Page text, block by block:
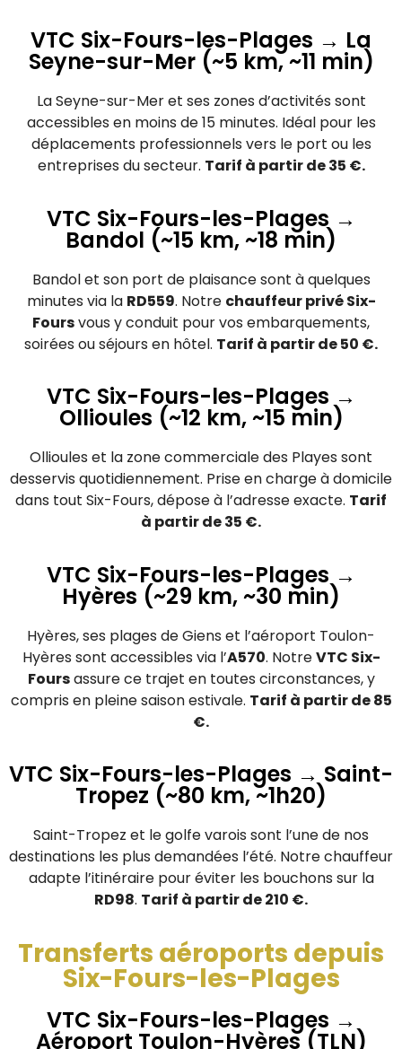
VTC Six-Fours-les-Plages → La
Seyne-sur-Mer (~5 km, ~11 min)
La Seyne-sur-Mer et ses zones d’activités sont
accessibles en moins de 15 minutes. Idéal pour les
déplacements professionnels vers le port ou les
entreprises du secteur. Tarif à partir de 35 €.
VTC Six-Fours-les-Plages →
Bandol (~15 km, ~18 min)
Bandol et son port de plaisance sont à quelques
minutes via la RD559. Notre chauffeur privé Six-
Foursvous y conduit pour vos embarquements,
soirées ou séjours en hôtel. Tarif à partir de 50 €.
VTC Six-Fours-les-Plages →
Ollioules (~12 km, ~15 min)
Ollioules et la zone commerciale des Playes sont
desservis quotidiennement. Prise en charge à domicile
dans tout Six-Fours, dépose à l’adresse exacte. Tarif
à partir de 35 €.
VTC Six-Fours-les-Plages →
Hyères (~29 km, ~30 min)
Hyères, ses plages de Giens et l’aéroport Toulon-
Hyères sont accessibles via l’A570. NotreVTC Six-
Foursassure ce trajet en toutes circonstances, y
compris en pleine saison estivale. Tarif à partir de 85
€.
VTC Six-Fours-les-Plages → Saint-
Tropez (~80 km, ~1h20)
Saint-Tropez et le golfe varois sont l’une de nos
destinations les plus demandées l’été. Notre chauffeur
adapte l’itinéraire pour éviter les bouchons sur la
RD98. Tarif à partir de 210 €.
Transferts aéroports depuis
Six-Fours-les-Plages
VTC Six-Fours-les-Plages →
Aéroport Toulon-Hyères (TLN)